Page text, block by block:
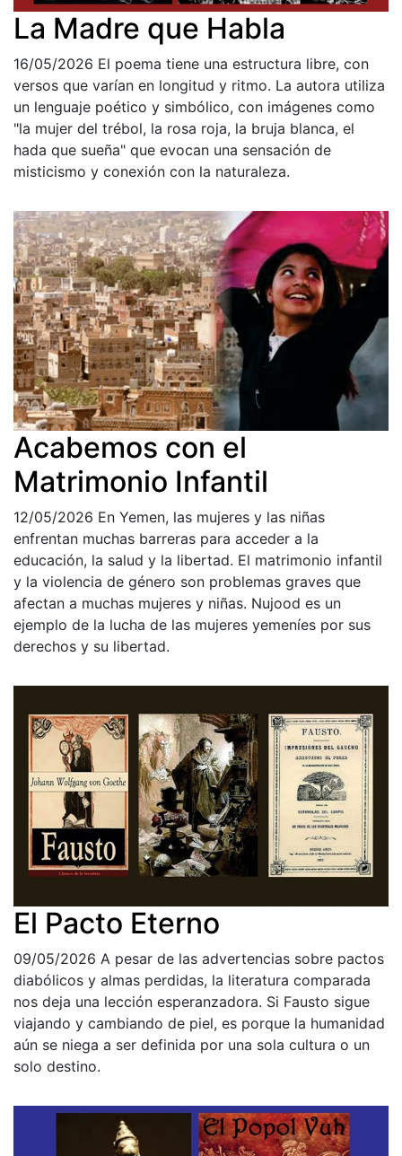
La Madre que Habla
16/05/2026 El poema tiene una estructura libre, con
versos que varían en longitud y ritmo. La autora utiliza
un lenguaje poético y simbólico, con imágenes como
"la mujer del trébol, la rosa roja, la bruja blanca, el
hada que sueña" que evocan una sensación de
misticismo y conexión con la naturaleza.
Acabemos con el
Matrimonio Infantil
12/05/2026 En Yemen, las mujeres y las niñas
enfrentan muchas barreras para acceder a la
educación, la salud y la libertad. El matrimonio infantil
y la violencia de género son problemas graves que
afectan a muchas mujeres y niñas. Nujood es un
ejemplo de la lucha de las mujeres yemeníes por sus
derechos y su libertad.
El Pacto Eterno
09/05/2026 A pesar de las advertencias sobre pactos
diabólicos y almas perdidas, la literatura comparada
nos deja una lección esperanzadora. Si Fausto sigue
viajando y cambiando de piel, es porque la humanidad
aún se niega a ser definida por una sola cultura o un
solo destino.